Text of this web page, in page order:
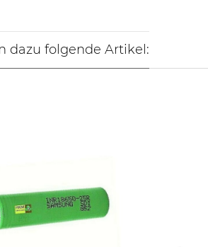
dazu folgende Artikel: